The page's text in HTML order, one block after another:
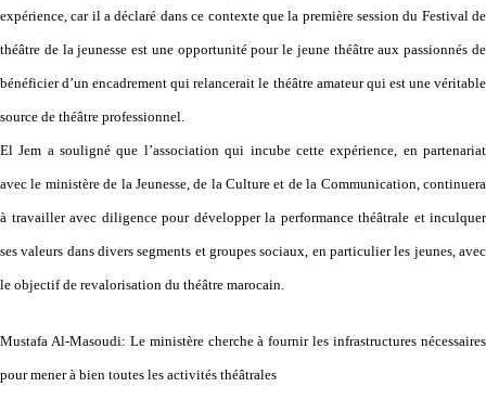
expérience, car il a déclaré dans ce contexte que la première session du Festival de
théâtre de la jeunesse est une opportunité pour le jeune théâtre aux passionnés de
bénéficier d’un encadrement qui relancerait le théâtre amateur qui est une véritable
source de théâtre professionnel.
El Jem a souligné que l’association qui incube cette expérience, en partenariat
avec le ministère de la Jeunesse, de la Culture et de la Communication, continuera
à travailler avec diligence pour développer la performance théâtrale et inculquer
ses valeurs dans divers segments et groupes sociaux, en particulier les jeunes, avec
le objectif de revalorisation du théâtre marocain.
Mustafa Al-Masoudi: Le ministère cherche à fournir les infrastructures nécessaires
pour mener à bien toutes les activités théâtrales